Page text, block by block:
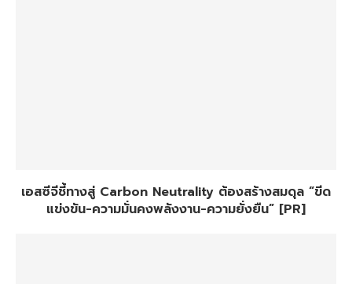
เอสซีจีชี้ทางสู่ Carbon Neutrality ต้องสร้างสมดุล “ขีด
แข่งขัน-ความมั่นคงพลังงาน-ความยั่งยืน” [PR]